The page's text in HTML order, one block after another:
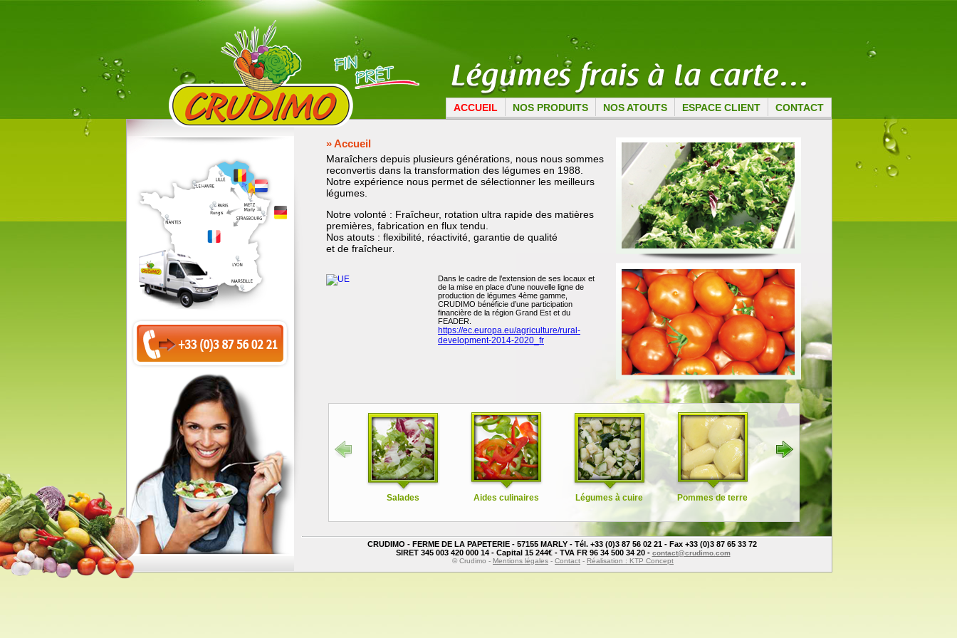
ACCUEIL NOS PRODUITS NOS ATOUTS ESPACE CLIENT CONTACT
» Accueil
Maraîchers depuis plusieurs générations, nous nous sommes
reconvertis dans la transformation des légumes en 1988.
Notre expérience nous permet de sélectionner les meilleurs
légumes.
Notre volonté : Fraîcheur, rotation ultra rapide des matières
premières, fabrication en flux tendu.
Nos atouts : flexibilité, réactivité, garantie de qualité
et de fraîcheur
Dans le cadre de l’extension de ses locaux et
de la mise en place d’une nouvelle ligne de
production de légumes 4ème gamme,
CRUDIMO bénéficie d’une participation
financière de la région Grand Est et du
FEADER.
https://ec.europa.eu/agriculture/rural-
development-2014-2020_fr
Salades Aides culinaires Légumes à cuire Pommes de terre
Mélanges de
légumes à cuire
CRUDIMO - FERME DE LA PAPETERIE - 57155 MARLY - Tél. +33 (0)3 87 56 02 21 - Fax +33 (0)3 87 65 33 72
SIRET 345 003 420 000 14 - Capital 15 244€ - TVA FR 96 34 500 34 20 - contact@crudimo.com
© Crudimo - Mentions légales - Contact - Réalisation : KTP Concept